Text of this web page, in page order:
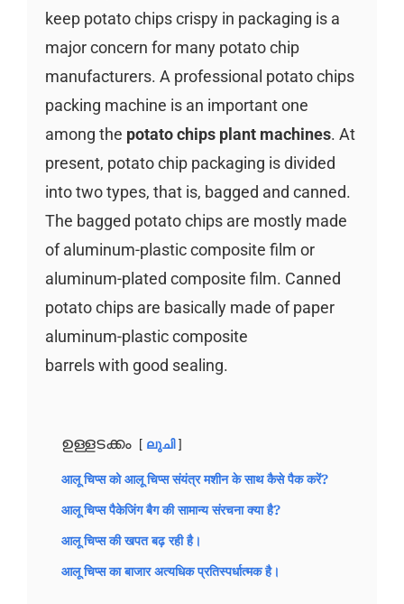
keep potato chips crispy in packaging is a
major concern for many potato chip
manufacturers. A professional potato chips
packing machine is an important one
among the potato chips plant machines. At
present, potato chip packaging is divided
into two types, that is, bagged and canned.
The bagged potato chips are mostly made
of aluminum-plastic composite film or
aluminum-plated composite film. Canned
potato chips are basically made of paper
aluminum-plastic composite
barrels with good sealing.
ഉള്ളടക്കം ലുചി
आलू चिप्स को आलू चिप्स संयंत्र मशीन के साथ कैसे पैक करें?
आलू चिप्स पैकेजिंग बैग की सामान्य संरचना क्या है?
आलू चिप्स की खपत बढ़ रही है।
आलू चिप्स का बाजार अत्यधिक प्रतिस्पर्धात्मक है।